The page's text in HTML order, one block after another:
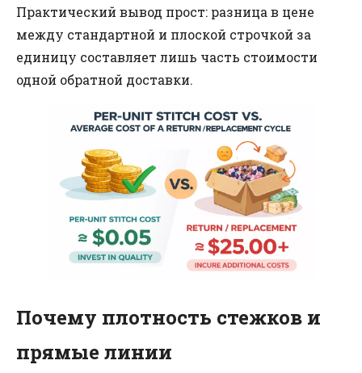
Практический вывод прост: разница в цене
между стандартной и плоской строчкой за
единицу составляет лишь часть стоимости
одной обратной доставки.
Почему плотность стежков и
прямые линии